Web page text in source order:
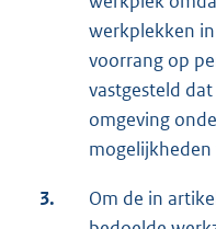
werkplekken
voorrang op
vastgesteld
omgeving
3.
Om de in